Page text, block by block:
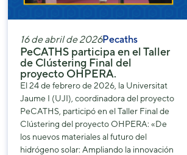
16 de abril de 2026Pecaths
PeCATHS participa en el Taller
de Clústering Final del
proyecto OHPERA.
El 24 de febrero de 2026, la Universitat
Jaume I (UJI), coordinadora del proyecto
PeCATHS, participó en el Taller Final de
Clústering del proyecto OHPERA: «De
los nuevos materiales al futuro del
hidrógeno solar: Ampliando la innovación